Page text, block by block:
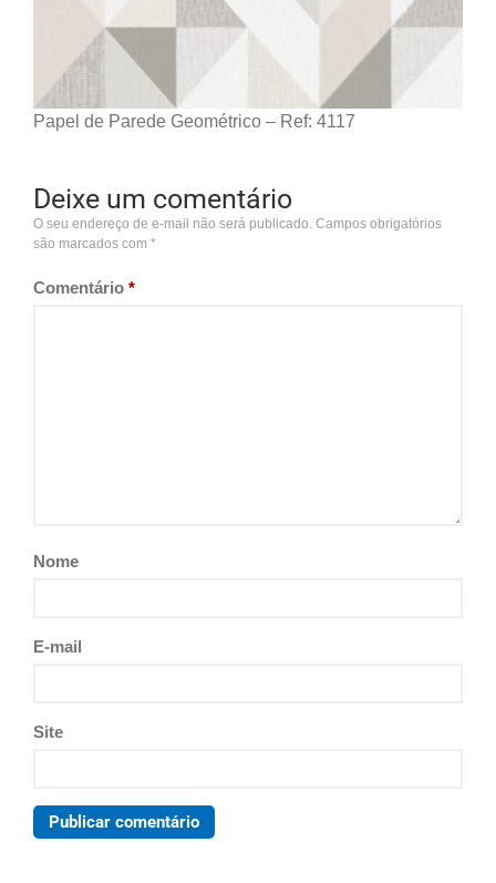
Papel de Parede Geométrico – Ref: 4117
Deixe um comentário
O seu endereço de e-mail não será publicado. Campos obrigatórios
são marcados com *
Comentário *
Nome
E-mail
Site